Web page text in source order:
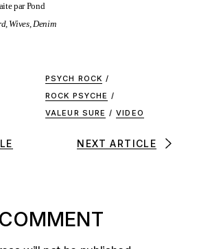
par Pond
Wives, Denim
PSYCH ROCK /
ROCK PSYCHE /
VALEUR SURE / VIDEO
NEXT ARTICLE